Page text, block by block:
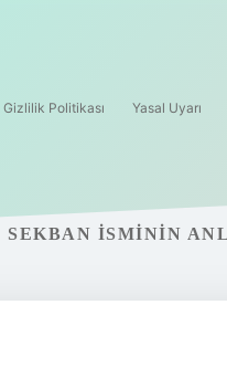
Gizlilik Politikası Yasal Uyarı
SEKBAN ISMININ